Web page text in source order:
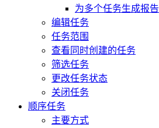
为多个任务生成报告
编辑任务
任务范围
查看同时创建的任务
筛选任务
更改任务状态
关闭任务
顺序任务
主要方式